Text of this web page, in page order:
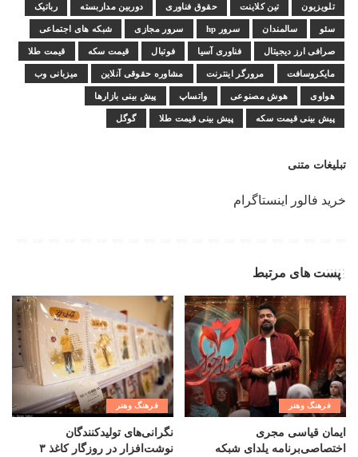
تلویزیون تین کلاینت حقوق فناوری دوربین مداربسته رباتیک
سئو سالمندان سرور hp سرور مجازی شبکه های اجتماعی
صرافی ارز دیجیتال فناوری آسیا فوتبال قیمت سکه قیمت طلا
مایکروسافت مرورگر اینترنت مشاوره حقوقی آنلاین میزبانی وب
هواوی هوش مصنوعی واتساپ پیش بینی بازارها
پیش بینی قیمت سکه پیش بینی قیمت طلا گوگل
تبلیغات متنی
خرید فالور اینستاگرام
پست های مرتبط
فرهنگ وهنر
ایمان قیاسی مجری
اختصاصی‌برنامه یلدای شبکه
فرهنگ وهنر
نگرانی‌های تولیدکنندگان
نوشت‌افزار در روزگار کاغذ ۳